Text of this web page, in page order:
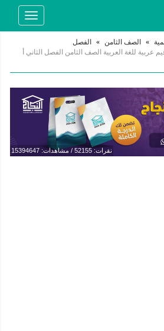
Toggle
» الصف الثامن »
الفصل
عربية للغة العربية الصف الثامن الفصل الثاني أ
نقرات: 52155 / مشاهدات: 15394647